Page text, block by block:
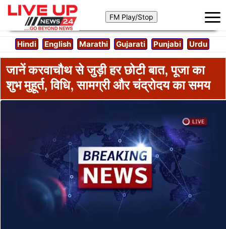
Hindi English Marathi Gujarati Punjabi Urdu
जानें करवाचौथ से जुड़ी हर छोटी बात, पूजा का
शुभ मुहूर्त, विधि, सामग्री और चंद्रोदय का समय